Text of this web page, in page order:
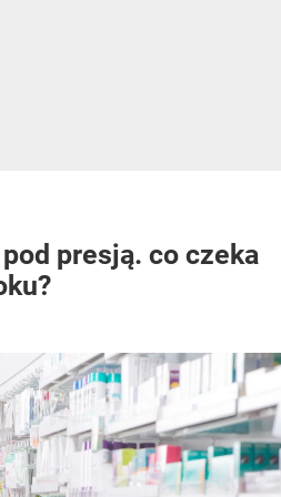
presją. co czeka